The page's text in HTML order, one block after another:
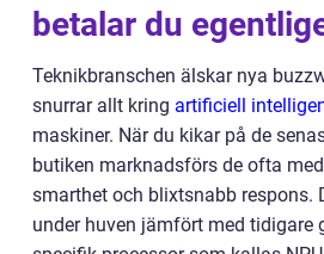
betalar du
Teknikbranschen älskar nya
snurrar allt kring artificiell
maskiner. När du kikar på de
butiken marknadsförs de ofta
smarthet och blixtsnabb respons.
under huven jämfört med tidigare